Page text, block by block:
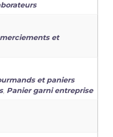
et
et paniers
, Panier garni entreprise